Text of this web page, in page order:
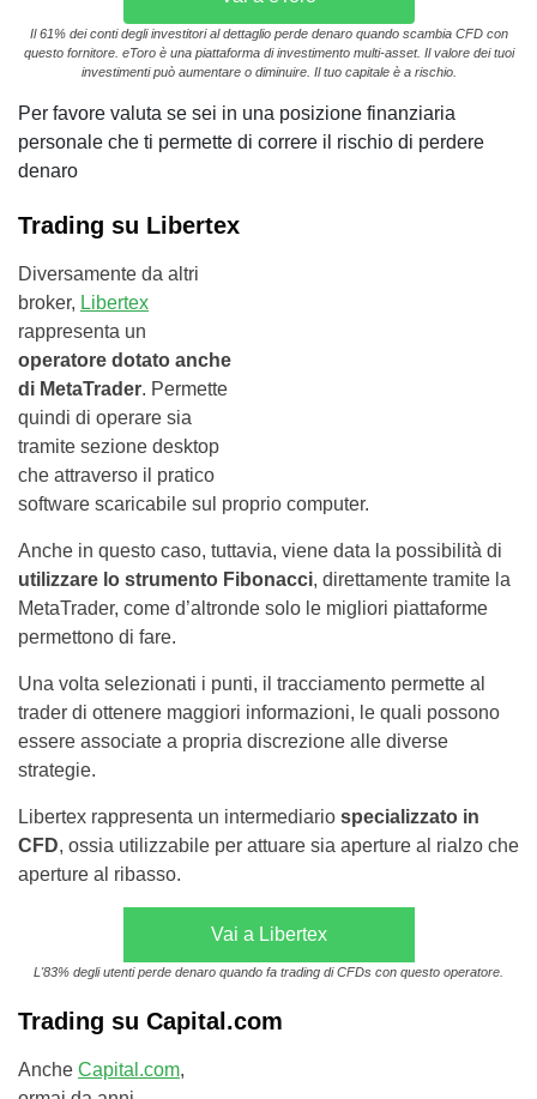
Il 61% dei conti degli investitori al dettaglio perde denaro quando scambia CFD con
questo fornitore. eToro è una piattaforma di investimento multi-asset. Il valore dei tuoi
investimenti può aumentare o diminuire. Il tuo capitale è a rischio.
Per favore valuta se sei in una posizione finanziaria
personale che ti permette di correre il rischio di perdere
denaro
Trading su Libertex
Diversamente da altri
broker, Libertex
rappresenta un
operatore dotato anche
di MetaTrader. Permette
quindi di operare sia
tramite sezione desktop
che attraverso il pratico
software scaricabile sul proprio computer.
Anche in questo caso, tuttavia, viene data la possibilità di
utilizzare lo strumento Fibonacci, direttamente tramite la
MetaTrader, come d’altronde solo le migliori piattaforme
permettono di fare.
Una volta selezionati i punti, il tracciamento permette al
trader di ottenere maggiori informazioni, le quali possono
essere associate a propria discrezione alle diverse
strategie.
Libertex rappresenta un intermediario specializzato in
CFD, ossia utilizzabile per attuare sia aperture al rialzo che
aperture al ribasso.
Vai a Libertex
L'83% degli utenti perde denaro quando fa trading di CFDs con questo operatore.
Trading su Capital.com
Anche Capital.com,